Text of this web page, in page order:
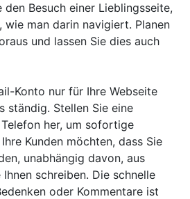
Besuch einer Lieblingsseite,
wie man darin navigiert. Planen
und lassen Sie dies auch
Konto nur für Ihre Webseite
ständig. Stellen Sie eine
her, um sofortige
Kunden möchten, dass Sie
unabhängig davon, aus
schreiben. Die schnelle
oder Kommentare ist